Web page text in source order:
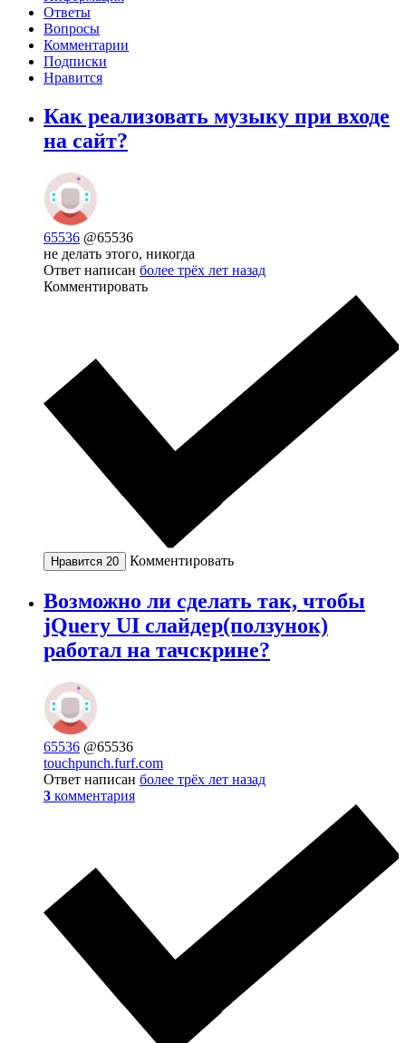
Ответы
Вопросы
Комментарии
Подписки
Нравится
Как реализовать музыку при входе
на сайт?
65536 @65536
не делать этого, никогда
Ответ написан более трёх лет назад
Комментировать
Нравится 20 Комментировать
Возможно ли сделать так, чтобы
jQuery UI слайдер(ползунок)
работал на тачскрине?
65536 @65536
touchpunch.furf.com
Ответ написан более трёх лет назад
3 комментария